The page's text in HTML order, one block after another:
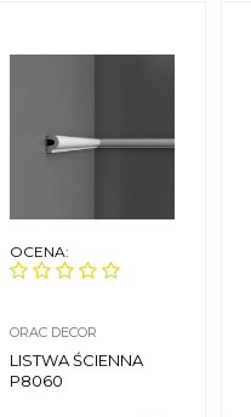
OCENA:
ORAC DECOR
LISTWA ŚCIENNA
P8060